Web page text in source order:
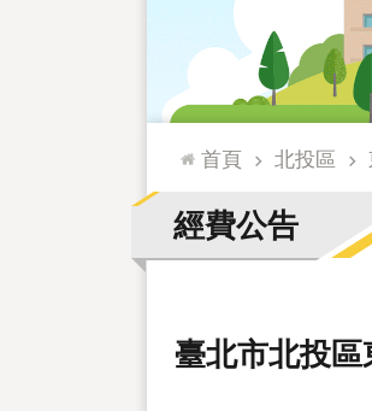
::: 首頁 北投區
經費公告
臺北市北投區